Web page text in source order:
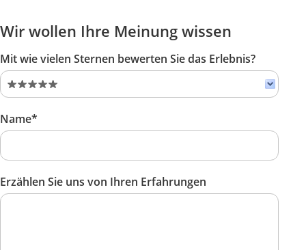
Wir wollen Ihre Meinung wissen
Mit wie vielen Sternen bewerten Sie das Erlebnis?
Name*
Erzählen Sie uns von Ihren Erfahrungen